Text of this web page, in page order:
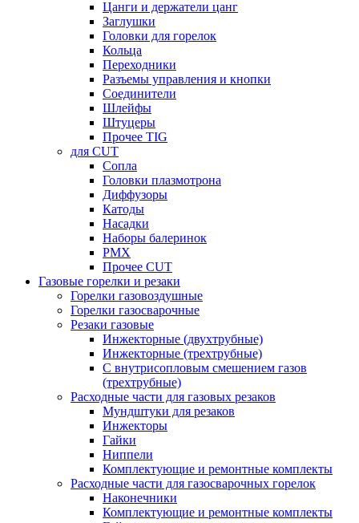
Цанги и держатели цанг
Заглушки
Головки для горелок
Кольца
Переходники
Разъемы управления и кнопки
Соединители
Шлейфы
Штуцеры
Прочее TIG
для CUT
Сопла
Головки плазмотрона
Диффузоры
Катоды
Насадки
Наборы балеринок
PMX
Прочее CUT
Газовые горелки и резаки
Горелки газовоздушные
Горелки газосварочные
Резаки газовые
Инжекторные (двухтрубные)
Инжекторные (трехтрубные)
С внутрисопловым смешением газов
(трехтрубные)
Расходные части для газовых резаков
Мундштуки для резаков
Инжекторы
Гайки
Ниппели
Комплектующие и ремонтные комплекты
Расходные части для газосварочных горелок
Наконечники
Комплектующие и ремонтные комплекты